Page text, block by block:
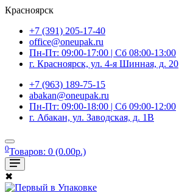
Красноярск
+7 (391) 205-17-40
office@oneupak.ru
Пн-Пт: 09:00-17:00 | Сб 08:00-13:00
г. Красноярск, ул. 4-я Шинная, д. 20
+7 (963) 189-75-15
abakan@oneupak.ru
Пн-Пт: 09:00-18:00 | Сб 09:00-12:00
г. Абакан, ул. Заводская, д. 1В
0Товаров: 0 (0.00р.)
✖